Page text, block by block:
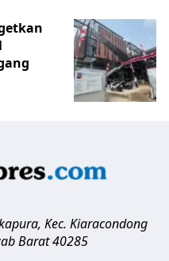
Kec. Kiaracondong
Barat 40285